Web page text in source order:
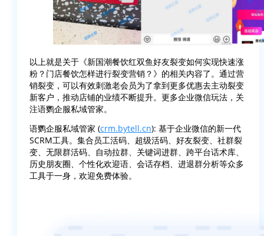
以上就是关于《新国潮餐饮红双鱼好友裂变如何实现快速涨
粉？门店餐饮怎样进行裂变营销？》的相关内容了。通过营
销裂变，可以有效刺激老会员为了拿到更多优惠去主动裂变
新客户，推动店铺的业绩不断提升。更多企业微信玩法，关
注语鹦企服私域管家。
语鹦企服私域管家 (crm.bytell.cn): 基于企业微信的新一代
SCRM工具。集合员工活码、超级活码、好友裂变、社群裂
变、无限群活码、自动拉群、关键词进群、跨平台话术库、
历史朋友圈、个性化欢迎语、会话存档、进退群分析等众多
工具于一身，欢迎免费体验。